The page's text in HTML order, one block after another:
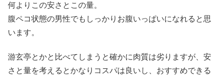
何よりこの安さとこの量。
腹ペコ状態の男性でもしっかりお腹いっぱいになれると思
います。
游玄亭とかと比べてしまうと確かに肉質は劣りますが、安
さと量を考えるとかなりコスパは良いし、おすすめできる